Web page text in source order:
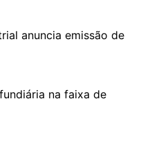
anuncia emissão de
na faixa de